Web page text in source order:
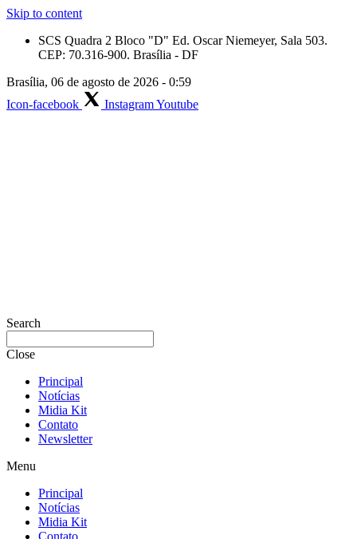
Skip to content
SCS Quadra 2 Bloco "D" Ed. Oscar Niemeyer, Sala 503.
CEP: 70.316-900. Brasília - DF
Brasília, 06 de agosto de 2026 - 0:59
Icon-facebook
InstagramYoutube
Search
Close
Principal
Notícias
Midia Kit
Contato
Newsletter
Menu
Principal
Notícias
Midia Kit
Contato